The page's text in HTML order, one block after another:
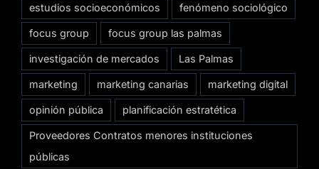
estudios socioeconómicos fenómeno sociológico
focus group focus group las palmas
investigación de mercados Las Palmas
marketing marketing canarias marketing digital
opinión pública planificación estratética
Proveedores Contratos menores instituciones
públicas